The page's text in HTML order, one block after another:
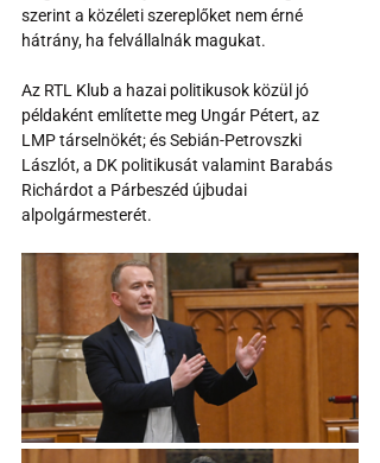
szerint a közéleti szereplőket nem érné
hátrány, ha felvállalnák magukat.
Az RTL Klub a hazai politikusok közül jó
példaként említette meg Ungár Pétert, az
LMP társelnökét; és Sebián-Petrovszki
Lászlót, a DK politikusát valamint Barabás
Richárdot a Párbeszéd újbudai
alpolgármesterét.